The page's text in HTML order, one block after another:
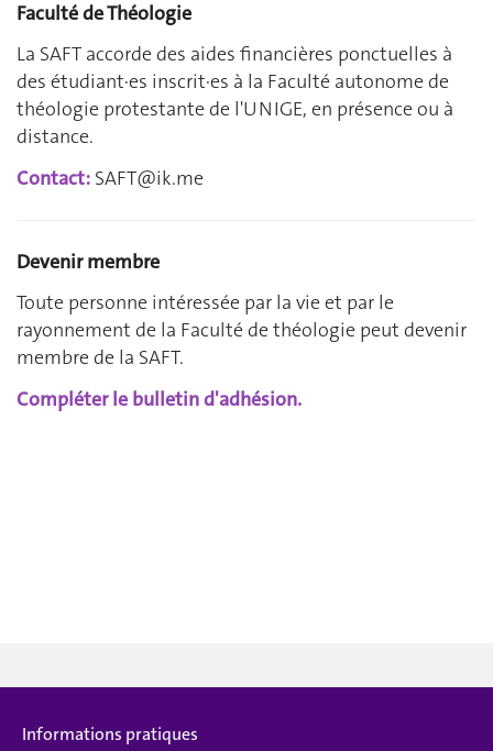
Faculté de Théologie
La SAFT accorde des aides financières ponctuelles à
des étudiant·es inscrit·es à la Faculté autonome de
théologie protestante de l'UNIGE, en présence ou à
distance.
Contact: SAFT@ik.me
Devenir membre
Toute personne intéressée par la vie et par le
rayonnement de la Faculté de théologie peut devenir
membre de la SAFT.
Compléter le bulletin d'adhésion.
Informations pratiques